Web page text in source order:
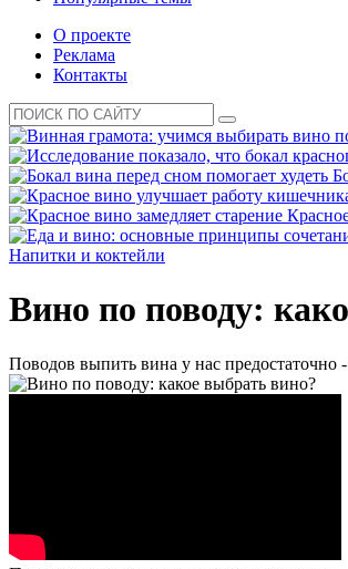
О проекте
Реклама
Контакты
Напитки и коктейли
Вино по поводу:
Поводов выпить вина у нас